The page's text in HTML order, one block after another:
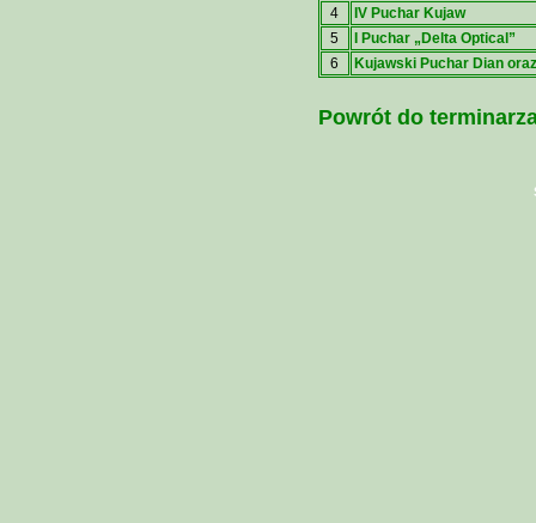
4
IV Puchar Kujaw
5
I Puchar „Delta Optical”
6
Kujawski Puchar Dian
Powrót do